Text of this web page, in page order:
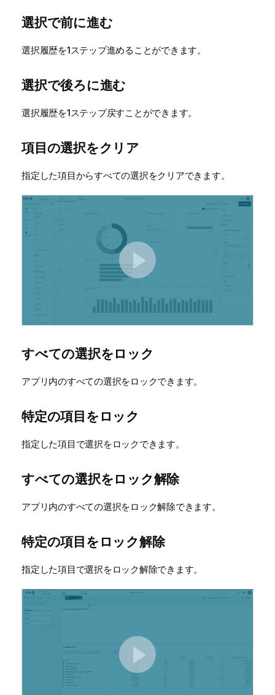
選択で前に進む
選択履歴を1ステップ進めることができます。
選択で後ろに進む
選択履歴を1ステップ戻すことができます。
項目の選択をクリア
指定した項目からすべての選択をクリアできます。
すべての選択をロック
アプリ内のすべての選択をロックできます。
特定の項目をロック
指定した項目で選択をロックできます。
すべての選択をロック解除
アプリ内のすべての選択をロック解除できます。
特定の項目をロック解除
指定した項目で選択をロック解除できます。